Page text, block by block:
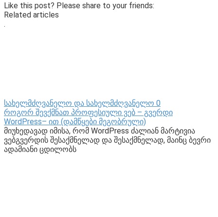
Like this post? Please share to your friends:
Related articles
.
სახელმძღვანელო და სახელმძღვანელო 0
როგორ შევქმნათ პროფესიული ვებ – გვერდი
WordPress– ით (დამწყები მეგობრული)
მიუხედავად იმისა, რომ WordPress ძალიან მარტივია
ვებგვერდის შესაქმნელად და შესაქმნელად, მაინც ბევრი
ადამიანი ცდილობს